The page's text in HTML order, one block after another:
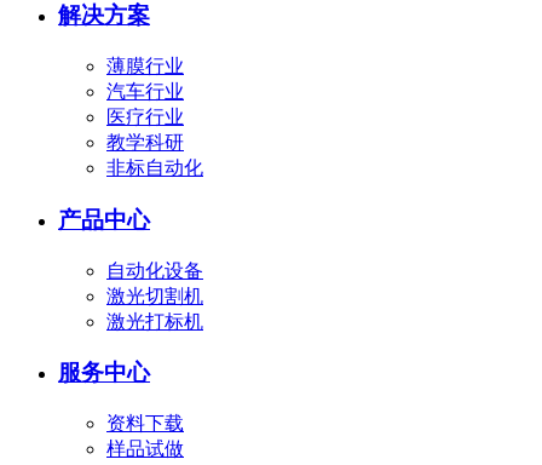
解决方案
薄膜行业
汽车行业
医疗行业
教学科研
非标自动化
产品中心
自动化设备
激光切割机
激光打标机
服务中心
资料下载
样品试做